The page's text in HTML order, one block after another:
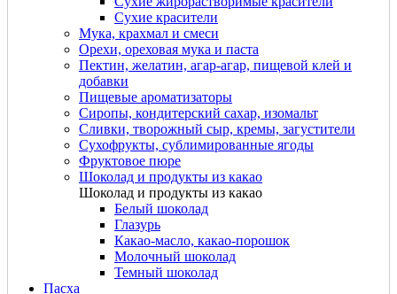
Сухие красители
Мука, крахмал и смеси
Орехи, ореховая мука и паста
Пектин, желатин, агар-агар, пищевой клей и
добавки
Пищевые ароматизаторы
Сиропы, кондитерский сахар, изомальт
Сливки, творожный сыр, кремы, загустители
Сухофрукты, сублимированные ягоды
Фруктовое пюре
Шоколад и продукты из какао
Шоколад и продукты из какао
Белый шоколад
Глазурь
Какао-масло, какао-порошок
Молочный шоколад
Темный шоколад
Пасха